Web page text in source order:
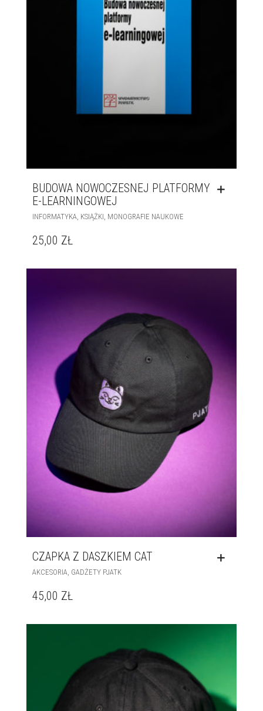
BUDOWA NOWOCZESNEJ PLATFORMY
E-LEARNINGOWEJ
INFORMATYKA KSIĄŻKI MONOGRAFIE NAUKOWE
25,00 ZŁ
CZAPKA Z DASZKIEM CAT
AKCESORIA, GADŻETY PJATK
45,00 ZŁ